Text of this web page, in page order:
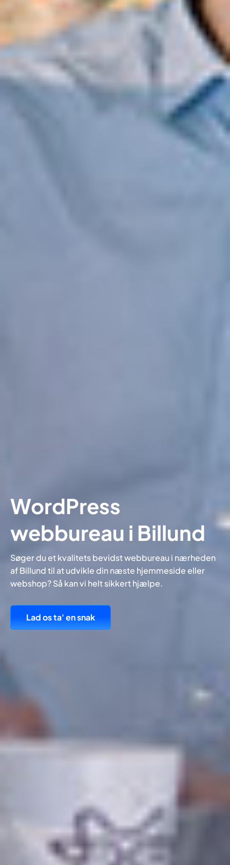
WordPress
webbureau i Billund
Søger du et kvalitets bevidst webbureau i nærheden
af Billund til at udvikle din næste hjemmeside eller
webshop? Så kan vi helt sikkert hjælpe.
Lad os ta' en snak